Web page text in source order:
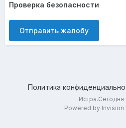
Проверка безопасности
Отправить жалобу
Политика
Истра.Сегодня
Powered by Invision